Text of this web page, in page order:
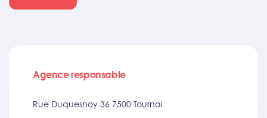
Agence responsable
Rue Duquesnoy 36 7500 Tournai